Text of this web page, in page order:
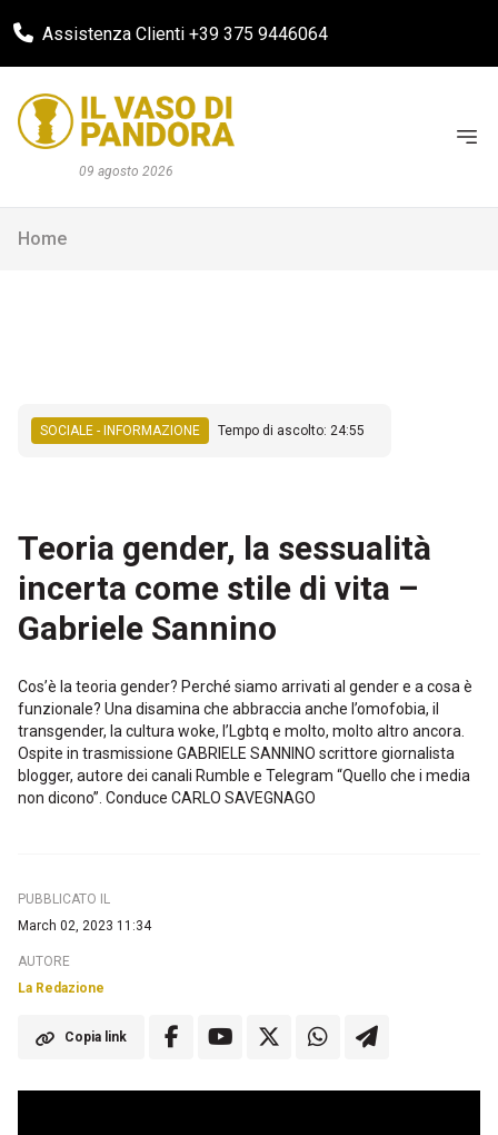
Assistenza Clienti +39 375 9446064
09 agosto 2026
Home
SOCIALE - INFORMAZIONE Tempo di ascolto: 24:55
Teoria gender, la sessualità
incerta come stile di vita –
Gabriele Sannino
Cos’è la teoria gender? Perché siamo arrivati al gender e a cosa è
funzionale? Una disamina che abbraccia anche l’omofobia, il
transgender, la cultura woke, l’Lgbtq e molto, molto altro ancora.
Ospite in trasmissione GABRIELE SANNINO scrittore giornalista
blogger, autore dei canali Rumble e Telegram “Quello che i media
non dicono”. Conduce CARLO SAVEGNAGO
PUBBLICATO IL
March 02, 2023 11:34
AUTORE
La Redazione
Copia link